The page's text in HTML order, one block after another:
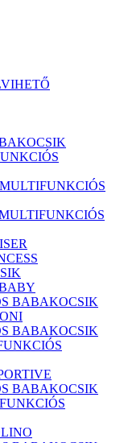
BABAKOCSIK
BABAKOCSIK
BABAKOCSIK